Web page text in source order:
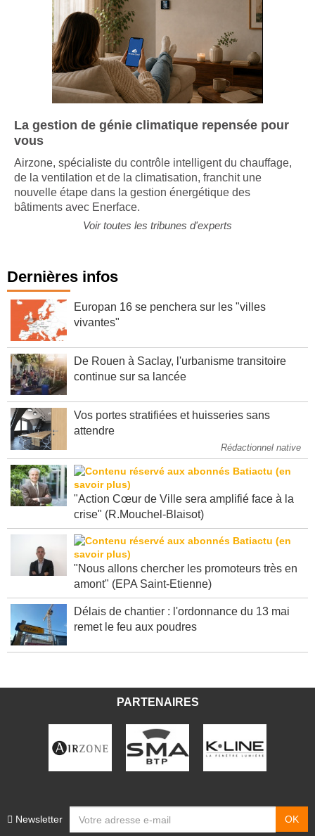
La gestion de génie climatique repensée pour
Airzone, spécialiste du contrôle intelligent du chauffage,
de la ventilation et de la climatisation, franchit une
nouvelle étape dans la gestion énergétique des
Dernières infos
Europan 16 se penchera sur les "villes
De Rouen à Saclay, l'urbanisme transitoire
Vos portes stratifiées et huisseries sans
Rédactionnel native
"Action Cœur de Ville sera amplifié face à la
"Nous allons chercher les promoteurs très en
Délais de chantier : l'ordonnance du 13 mai